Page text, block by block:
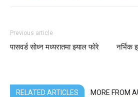
Previous article
पासवर्ड सोध्न मध्यरातमा झ्याल फोरे
नर्भिक
RELATED ARTICLES MORE FROM